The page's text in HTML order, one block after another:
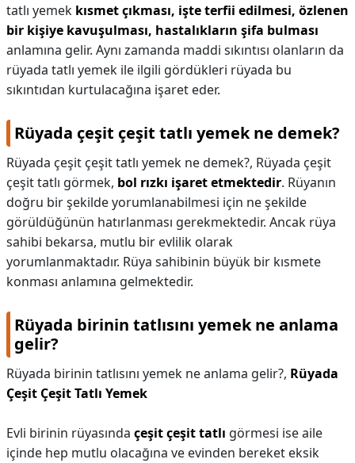
tatlı yemek kısmet çıkması, işte terfii edilmesi, özlenen
bir kişiye kavuşulması, hastalıkların şifa bulması
anlamına gelir. Aynı zamanda maddi sıkıntısı olanların da
rüyada tatlı yemek ile ilgili gördükleri rüyada bu
sıkıntıdan kurtulacağına işaret eder.
Rüyada çeşit çeşit tatlı yemek ne demek?
Rüyada çeşit çeşit tatlı yemek ne demek?, Rüyada çeşit
çeşit tatlı görmek, bol rızkı işaret etmektedir. Rüyanın
doğru bir şekilde yorumlanabilmesi için ne şekilde
görüldüğünün hatırlanması gerekmektedir. Ancak rüya
sahibi bekarsa, mutlu bir evlilik olarak
yorumlanmaktadır. Rüya sahibinin büyük bir kısmete
konması anlamına gelmektedir.
Rüyada birinin tatlısını yemek ne anlama
gelir?
Rüyada birinin tatlısını yemek ne anlama gelir?, Rüyada
Çeşit Çeşit Tatlı Yemek
Evli birinin rüyasında çeşit çeşit tatlı görmesi ise aile
içinde hep mutlu olacağına ve evinden bereket eksik